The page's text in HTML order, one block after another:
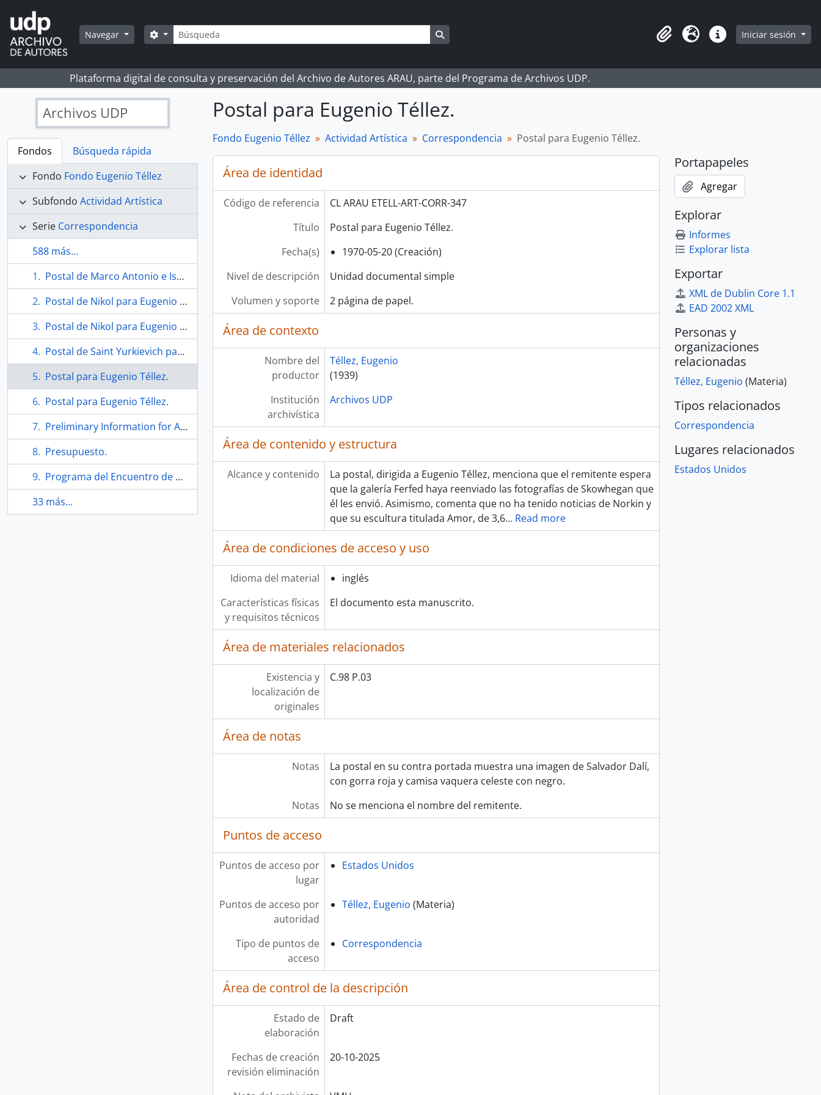
Skip to main content
Navegar Búsqueda
Search options
Portapapeles
Idioma Enlaces rápidos
Iniciar sesión
Plataforma digital de consulta y preservación del Archivo de Autores ARAU, parte del Programa de Archivos UDP.
Archivos UDP
Fondos
Búsqueda rápida
Fondo Fondo Eugenio Téllez
Subfondo Actividad Artística
Serie Correspondencia
588 más...
Postal de Marco Antonio e Isabel para Eugenio Téllez.
Postal de Nikol para Eugenio Téllez.
Postal de Nikol para Eugenio Téllez.
Postal de Saint Yurkievich para Eugenio Téllez y Mindy Camponeschi.
Postal para Eugenio Téllez.
Postal para Eugenio Téllez.
Preliminary Information for Atelier 17 Retrospective.
Presupuesto.
Programa del Encuentro de grabado 87.
33 más...
Postal para Eugenio Téllez.
Fondo Eugenio Téllez Actividad Artística Correspondencia Postal para Eugenio Téllez.
Área de identidad
Código de referencia
CL ARAU ETELL-ART-CORR-347
Título
Postal para Eugenio Téllez.
Fecha(s)
1970-05-20 (Creación)
Nivel de descripción
Unidad documental simple
Volumen y soporte
2 página de papel.
Área de contexto
Nombre del
productor
Téllez, Eugenio
(1939)
Institución
archivística
Archivos UDP
Área de contenido y estructura
Alcance y contenido
La postal, dirigida a Eugenio Téllez, menciona que el remitente espera
que la galería Ferfed haya reenviado las fotografías de Skowhegan que
él les envió. Asimismo, comenta que no ha tenido noticias de Norkin y
que su escultura titulada Amor, de 3,6… Read more
Área de condiciones de acceso y uso
Idioma del material
inglés
Características físicas
y requisitos técnicos
El documento esta manuscrito.
Área de materiales relacionados
Existencia y
localización de
originales
C.98 P.03
Área de notas
Notas
La postal en su contra portada muestra una imagen de Salvador Dalí,
con gorra roja y camisa vaquera celeste con negro.
Notas
No se menciona el nombre del remitente.
Puntos de acceso
Puntos de acceso por
lugar
Estados Unidos
Puntos de acceso por
autoridad
Téllez, Eugenio (Materia)
Tipo de puntos de
acceso
Correspondencia
Área de control de la descripción
Estado de
elaboración
Draft
Fechas de creación
revisión eliminación
20-10-2025
Portapapeles
Agregar
Explorar
Informes
Explorar lista
Exportar
XML de Dublin Core 1.1
EAD 2002 XML
Personas y
organizaciones
relacionadas
Téllez, Eugenio (Materia)
Tipos relacionados
Correspondencia
Lugares relacionados
Estados Unidos